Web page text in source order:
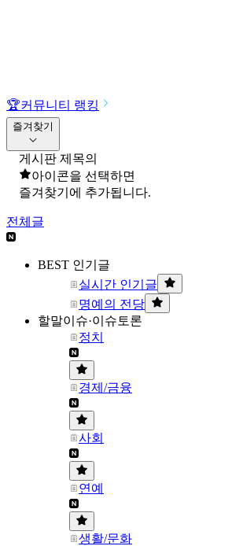
🏆커뮤니티 랭킹
즐겨찾기
게시판 제목의
아이콘을 선택하면
즐겨찾기에 추가됩니다.
전체글
BEST 인기글
실시간 인기글
명예의 전당
할말이슈·이슈토론
정치
경제/금융
사회
연예
생활/문화